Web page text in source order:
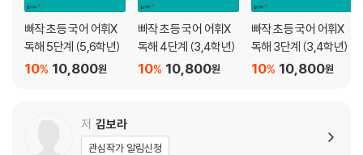
06 소탐대실 | 설명문·소탐대실의 패스트푸드 대신 슬로푸드
07 읍참마속 | 유래담·읍참마속한 제갈량
어휘 _관용어
03 갈 길이 멀다 | 논설문·갈 길이 먼 차별적 인식 개선
빠작 초등 국어 어휘X
독해 5단계 (5,6학년)
10,800원
10%
빠작 초등 국어 어휘X
독해 4단계 (3,4학년)
10,800원
10%
빠작 초등 국어 어휘X
독해 3단계 (3,4학년)
10,800원
10%
저 김보라
관심작가 알림신청